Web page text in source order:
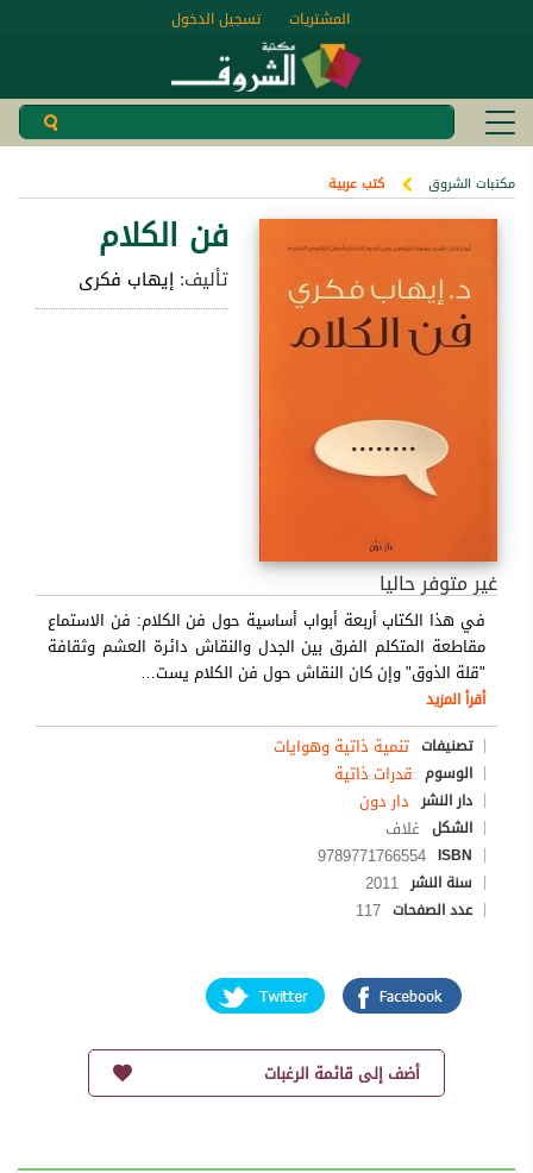
تسجيل الدخول المشتريات
مكتبات الشروق كتب عربية
فن الكلام
تأليف:إيهاب فكرى
غير متوفر حاليا
في هذا الكتاب أربعة أبواب أساسية حول فن الكلام: فن الاستماع
مقاطعة المتكلم الفرق بين الجدل والنقاش دائرة العشم وثقافة
"قلة الذوق" وإن كان النقاش حول فن الكلام يست…
أقرأ المزيد
تصنيفات تنمية ذاتية وهوايات
الوسوم قدرات ذاتية
دار النشر دار دون
الشكل غلاف
ISBN
9789771766554
سنة النشر 2011
عدد الصفحات 117
أضف إلى قائمة الرغبات